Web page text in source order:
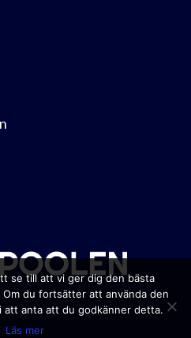
se till att vi ger dig den bästa
du fortsätter att använda den
att anta att du godkänner detta.
Läs mer